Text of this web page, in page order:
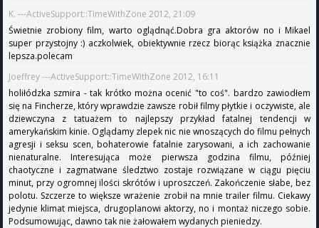
K. ---ActiveSupport::TimeWithZone 2012, 21:09
Świetnie zrobiony film, warto oglądnąć.Dobra gra aktorów no i Mikael
super przystojny :) aczkolwiek, obiektywnie rzecz biorąc książka znacznie
lepsza.polecam
Joeffrey ---ActiveSupport::TimeWithZone 2012, 16:11
holiłódzka szmira - tak krótko można ocenić "to coś". bardzo zawiodłem
się na Fincherze, który wprawdzie zawsze robił filmy płytkie i oczywiste, ale
dziewczyna z tatuażem to najlepszy przykład fatalnej tendencji w
amerykańskim kinie. Oglądamy zlepek nic nie wnoszących do filmu pełnych
agresji i seksu scen, bohaterowie fatalnie zarysowani, a ich zachowanie
nienaturalne. Interesująca może pierwsza godzina filmu, później
chaotyczne i zagmatwane śledztwo zostaje rozwiązane w ciągu pięciu
minut, przy ogromnej ilości skrótów i uproszczeń. Zakończenie słabe, bez
polotu. Szczerze to większe wrażenie zrobił na mnie trailer filmu. Ciekawy
jedynie klimat miejsca, drugoplanowi aktorzy, no i montaż niczego sobie.
Podsumowując, dawno tak nie żałowałem wydanych pieniedzy.